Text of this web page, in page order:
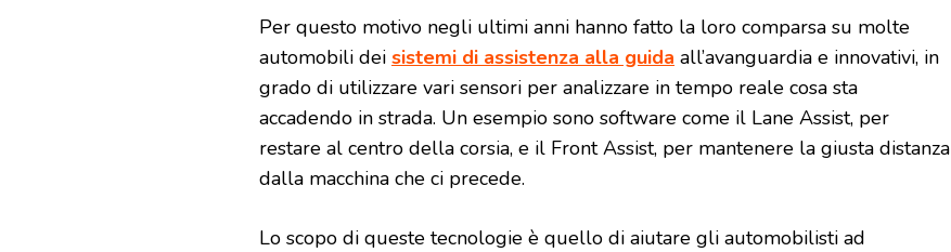
Per questo motivo negli ultimi anni hanno fatto la loro comparsa su molte
automobili dei sistemi di assistenza alla guida all’avanguardia e innovativi, in
grado di utilizzare vari sensori per analizzare in tempo reale cosa sta
accadendo in strada. Un esempio sono software come il Lane Assist, per
restare al centro della corsia, e il Front Assist, per mantenere la giusta distanza
dalla macchina che ci precede.
Lo scopo di queste tecnologie è quello di aiutare gli automobilisti ad